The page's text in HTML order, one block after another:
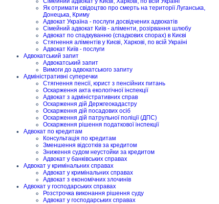
Як отримати свідоцтво про смерть на території Луганська,
Донецька, Криму
Адвокат Україна - послуги досвідчених адвокатів
Сімейний адвокат Київ - аліменти, розірвання шлюбу
Адвокат по спадкуванню (спадкових спорах) в Києві
Стягнення аліментів у Києві, Харкові, по всій Україні
Адвокат Київ - послуги
Адвокатський запит
Адвокатський запит
Вимоги до адвокатського запиту
Адміністративні суперечки
Стягнення пенсії, юрист з пенсійних питань
Оскарження акта екологічної інспекції
Адвокат з адміністративних справ
Оскарження дій Держгеокадастру
Оскарження дій посадових осіб
Оскарження дій патрульної поліції (ДПС)
Оскарження рішення податкової інспекції
Адвокат по кредитам
Консультація по кредитам
Зменшення відсотків за кредитом
Зниження судом неустойки за кредитом
Адвокат у банківських справах
Адвокат у кримінальних справах
Адвокат у кримінальних справах
Адвокат з економічних злочинів
Адвокат у господарських справах
Розстрочка виконання рішення суду
Адвокат у господарських справах